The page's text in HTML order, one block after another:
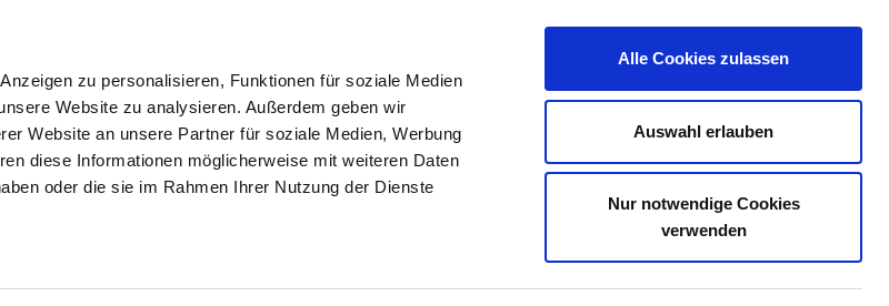
zu personalisieren, Funktionen für soziale Medien
Website zu analysieren. Außerdem geben wir
Website an unsere Partner für soziale Medien, Werbung
diese Informationen möglicherweise mit weiteren Daten
oder die sie im Rahmen Ihrer Nutzung der Dienste
Alle Cookies zulassen
Auswahl erlauben
Nur notwendige Cookies
verwenden
SEARCH TIPS & HELP THE GHD CONTACT YOUR OPINION